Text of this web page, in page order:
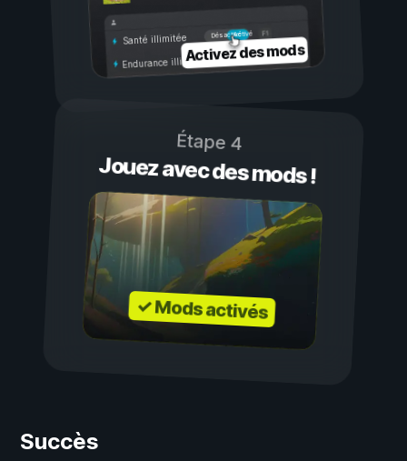
Activé
Désactivé
Santé illimitée
Endurance illimitéeActivez des mods
Étape 4
Jouez avec des mods !
✓ Mods activés
Succès